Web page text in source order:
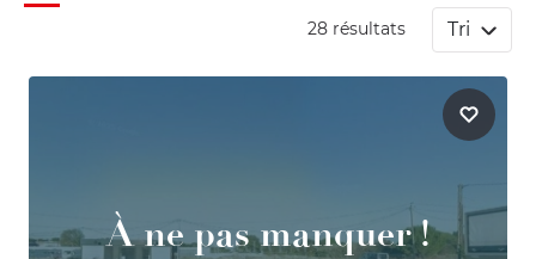
28 résultats Tri
À ne pas manquer !